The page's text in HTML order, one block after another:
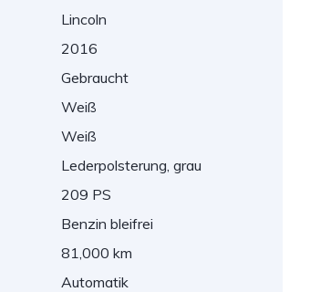
Lincoln
2016
Gebraucht
Weiß
Weiß
Lederpolsterung, grau
209 PS
Benzin bleifrei
81,000 km
Automatik